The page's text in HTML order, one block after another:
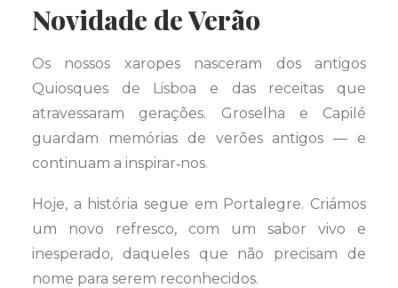
Novidade de Verão
Os nossos xaropes nasceram dos antigos
Quiosques de Lisboa e das receitas que
atravessaram gerações. Groselha e Capilé
guardam memórias de verões antigos — e
continuam a inspirar‑nos.
Hoje, a história segue em Portalegre. Criámos
um novo refresco, com um sabor vivo e
inesperado, daqueles que não precisam de
nome para serem reconhecidos.